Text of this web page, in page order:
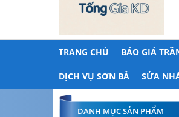
TRANG CHỦ BÁO GIÁ
DỊCH VỤ SƠN BẢ SỬA
DANH MỤC SẢN PHẨM